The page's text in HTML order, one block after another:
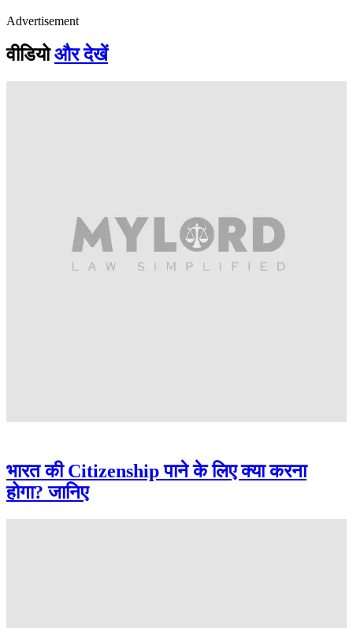
Advertisement
वीडियोऔर देखें
भारत की Citizenship पाने के लिए क्या करना
होगा? जानिए